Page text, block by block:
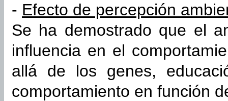
- Efecto de percepción
Se ha demostrado que el
influencia en el
allá de los genes,
comportamiento en función